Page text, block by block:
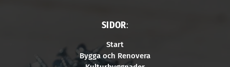
SIDOR:
Start
Bygga och Renovera